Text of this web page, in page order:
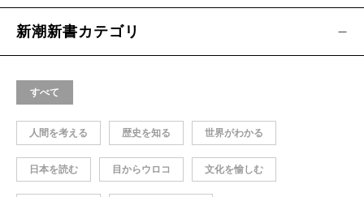
新潮新書カテゴリ
すべて
人間を考える 歴史を知る 世界がわかる
日本を読む 目からウロコ 文化を愉しむ